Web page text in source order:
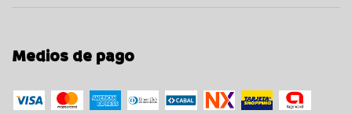
Medios de pago